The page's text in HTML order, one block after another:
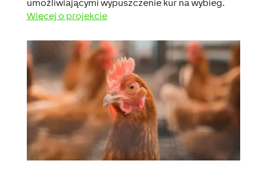
umożliwiającymi wypuszczenie kur na wybieg.
Więcej o projekcie